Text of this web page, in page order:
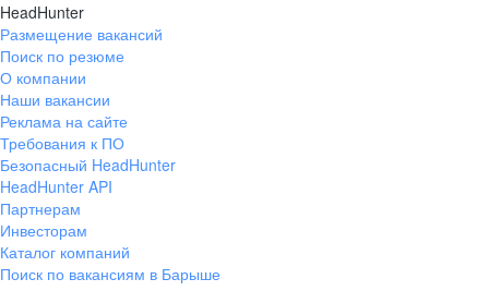
Екатеринбург
ул. Боевых Дружин, стр. 20,
+7 343 226-79-99
pr@ural.hh.ru
ул. Янковского, д. 169, 7 этаж,
706 каб.
HeadHunter
Размещение вакансий
Поиск по резюме
О компании
Наши вакансии
Реклама на сайте
Требования к ПО
Безопасный HeadHunter
HeadHunter API
Партнерам
Инвесторам
Каталог компаний
Поиск по вакансиям в Барыше